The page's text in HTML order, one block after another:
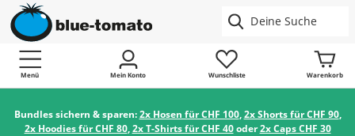
Menü Mein Konto Wunschliste Warenkorb
Bundles sichern & sparen:2x Hosen für CHF 100,2x Shorts für CHF 90,
2x Hoodies für CHF 80,2x T-Shirts für CHF 40oder2x Caps CHF 30